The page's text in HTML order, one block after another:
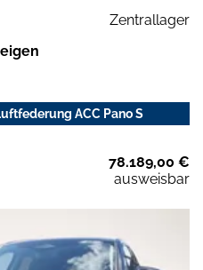
Zentrallager
ACC Pano S
78.189,00 €
ausweisbar